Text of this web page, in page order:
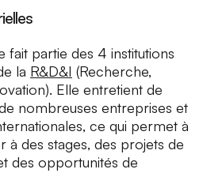
fait partie des 4 institutions
la R&D&I (Recherche,
Elle entretient de
nombreuses entreprises et
ce qui permet à
à des stages, des projets de
des opportunités de